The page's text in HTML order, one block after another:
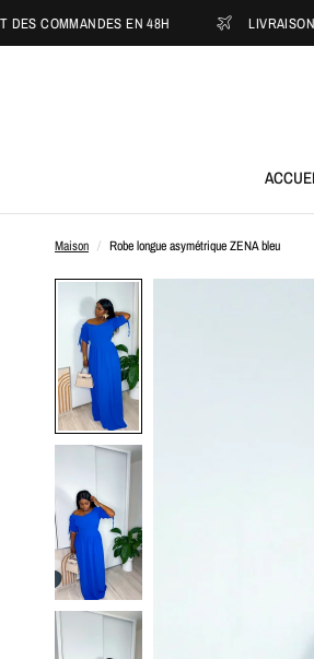
EN 48H LIVRAISON EN
Maison / Robe longue asymétrique ZENA bleu